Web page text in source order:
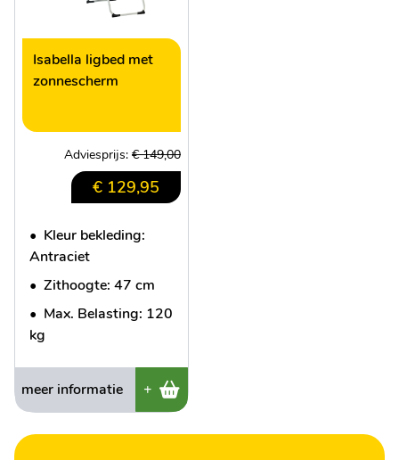
Isabella ligbed met
zonnescherm
Adviesprijs: € 149,00
€ 129,95
• Kleur bekleding:
Antraciet
• Zithoogte: 47 cm
• Max. Belasting: 120
kg
meer informatie +